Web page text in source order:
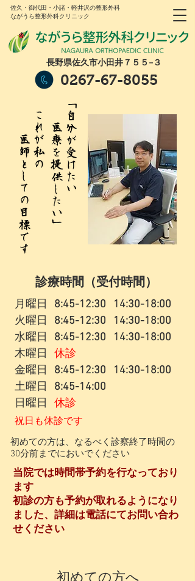
佐久・御代田・小諸・軽井沢の整形外科
ながうら整形外科クリニック
長野県佐久市小田井７５５−３
0267-67-8055
​診療時間（受付時間）
月曜日​
火曜日
水曜日
木曜日
金曜日
土曜日
日曜日
8:45-12:30 14:30-18:00
8:45-12:30 14:30-18:00
8:45-12:30 14:30-18:00
休診
8:45-12:30 14:30-18:00
8:45-14:00
休診
祝日も休診です
​初めての方は、なるべく診察終了時間の
30分前までにおいでください
当院では時間帯予約を行なっており
ます
​初診の方も予約が取れるようになり
ました、詳細は電話にてお問い合わ
せください
初めての方へ​